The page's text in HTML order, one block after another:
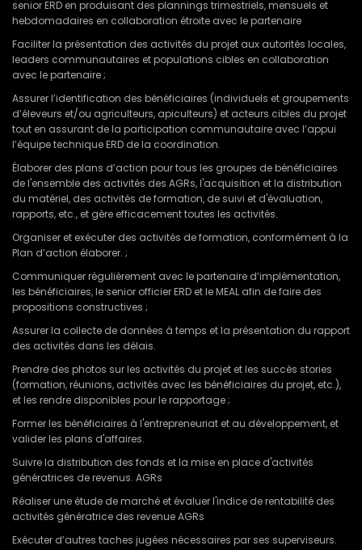
senior ERD en produisant des plannings trimestriels, mensuels et
hebdomadaires en collaboration étroite avec le partenaire
Faciliter la présentation des activités du projet aux autorités locales,
leaders communautaires et populations cibles en collaboration
avec le partenaire ;
Assurer l’identification des bénéficiaires (individuels et groupements
d’éleveurs et/ou agriculteurs, apiculteurs) et acteurs cibles du projet
tout en assurant de la participation communautaire avec l’appui
l’équipe technique ERD de la coordination.
Élaborer des plans d’action pour tous les groupes de bénéficiaires
de l'ensemble des activités des AGRs, l'acquisition et la distribution
du matériel, des activités de formation, de suivi et d'évaluation,
rapports, etc., et gère efficacement toutes les activités.
Organiser et exécuter des activités de formation, conformément à la
Plan d’action élaborer. ;
Communiquer régulièrement avec le partenaire d’implémentation,
les bénéficiaires, le senior officier ERD et le MEAL afin de faire des
propositions constructives ;
Assurer la collecte de données à temps et la présentation du rapport
des activités dans les délais.
Prendre des photos sur les activités du projet et les succès stories
(formation, réunions, activités avec les bénéficiaires du projet, etc.),
et les rendre disponibles pour le rapportage ;
Former les bénéficiaires à l'entrepreneuriat et au développement, et
valider les plans d'affaires.
Suivre la distribution des fonds et la mise en place d'activités
génératrices de revenus. AGRs
Réaliser une étude de marché et évaluer l'indice de rentabilité des
activités génératrice des revenue AGRs
Exécuter d’autres taches jugées nécessaires par ses superviseurs.